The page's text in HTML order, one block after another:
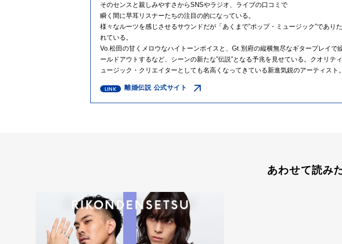
そのセンスと親しみやすさからSNSやラジオ、ライブの口コミで
瞬く間に早耳リスナーたちの注目の的になっている。
様々なルーツを感じさせるサウンドだが「あくまで”ポップ・ミュージック”であり
れている。
Vo.松田の甘くメロウなハイトーンボイスと、Gt.別府の縦横無尽なギタープレイ
ールドアウトするなど、シーンの新たな”伝説”となる予兆を見せている。クオリ
ュージック・クリエイターとしても名高くなってきている新進気鋭のアーティスト。
離婚伝説 公式サイト
あわせて読み